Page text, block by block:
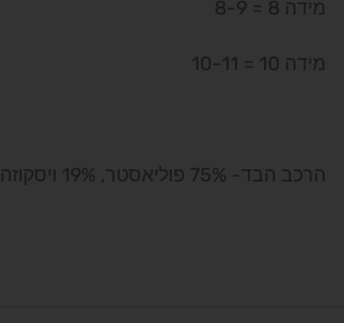
מידה 8 = 8-9
מידה 10 = 10-11
הרכב הבד- 75% פוליאסטר, 19% ויסקוזה, 8% לייקרה.